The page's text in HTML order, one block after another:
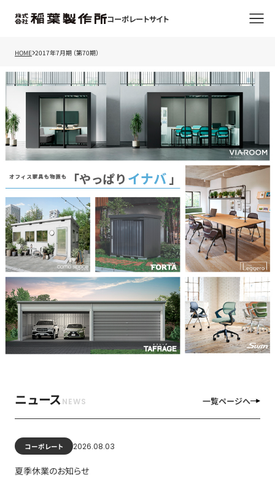
コーポレートサイト
HOME 2017年7月期 （第70期）
ニュース 一覧ページへ
コーポレート 2026.08.03
夏季休業のお知らせ